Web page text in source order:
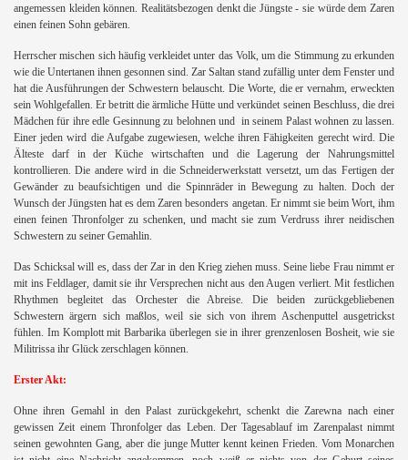
angemessen kleiden können. Realitätsbezogen denkt die Jüngste - sie würde dem Zaren
einen feinen Sohn gebären.
Herrscher mischen sich häufig verkleidet unter das Volk, um die Stimmung zu erkunden
wie die Untertanen ihnen gesonnen sind. Zar Saltan stand zufällig unter dem Fenster und
hat die Ausführungen der Schwestern belauscht. Die Worte, die er vernahm, erweckten
sein Wohlgefallen. Er betritt die ärmliche Hütte und verkündet seinen Beschluss, die drei
Mädchen für ihre edle Gesinnung zu belohnen und in seinem Palast wohnen zu lassen.
Einer jeden wird die Aufgabe zugewiesen, welche ihren Fähigkeiten gerecht wird. Die
Älteste darf in der Küche wirtschaften und die Lagerung der Nahrungsmittel
kontrollieren. Die andere wird in die Schneiderwerkstatt versetzt, um das Fertigen der
Gewänder zu beaufsichtigen und die Spinnräder in Bewegung zu halten. Doch der
Wunsch der Jüngsten hat es dem Zaren besonders angetan. Er nimmt sie beim Wort, ihm
einen feinen Thronfolger zu schenken, und macht sie zum Verdruss ihrer neidischen
Schwestern zu seiner Gemahlin.
Das Schicksal will es, dass der Zar in den Krieg ziehen muss. Seine liebe Frau nimmt er
mit ins Feldlager, damit sie ihr Versprechen nicht aus den Augen verliert. Mit festlichen
Rhythmen begleitet das Orchester die Abreise. Die beiden zurückgebliebenen
Schwestern ärgern sich maßlos, weil sie sich von ihrem Aschenputtel ausgetrickst
fühlen. Im Komplott mit Barbarika überlegen sie in ihrer grenzenlosen Bosheit, wie sie
Militrissa ihr Glück zerschlagen können.
Erster Akt:
Ohne ihren Gemahl in den Palast zurückgekehrt, schenkt die Zarewna nach einer
gewissen Zeit einem Thronfolger das Leben. Der Tagesablauf im Zarenpalast nimmt
seinen gewohnten Gang, aber die junge Mutter kennt keinen Frieden. Vom Monarchen